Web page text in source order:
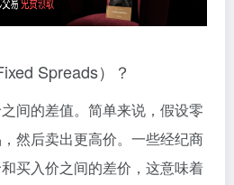
Spreads）？
间的差值。简单来说，假设零
然后卖出更高价。一些经纪商
买入价之间的差价，这意味着